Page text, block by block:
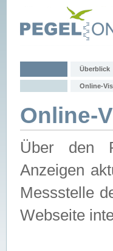
Überblick
Online-
Online-
Über den
Anzeigen
Messstelle
Webseite